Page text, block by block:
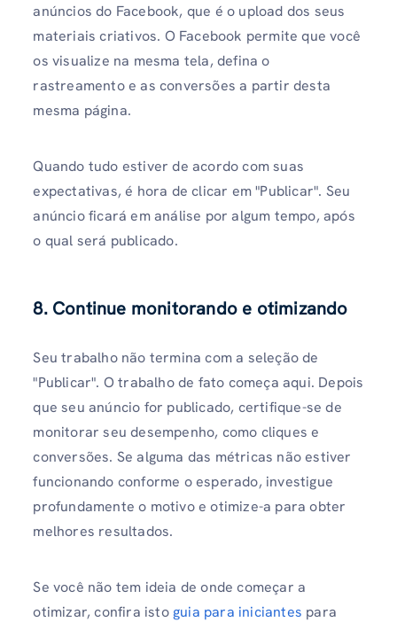
anúncios do Facebook, que é o upload dos seus
materiais criativos. O Facebook permite que você
os visualize na mesma tela, defina o
rastreamento e as conversões a partir desta
mesma página.
Quando tudo estiver de acordo com suas
expectativas, é hora de clicar em "Publicar". Seu
anúncio ficará em análise por algum tempo, após
o qual será publicado.
8. Continue monitorando e otimizando
Seu trabalho não termina com a seleção de
"Publicar". O trabalho de fato começa aqui. Depois
que seu anúncio for publicado, certifique-se de
monitorar seu desempenho, como cliques e
conversões. Se alguma das métricas não estiver
funcionando conforme o esperado, investigue
profundamente o motivo e otimize-a para obter
melhores resultados.
Se você não tem ideia de onde começar a
otimizar, confira isto guia para iniciantes para